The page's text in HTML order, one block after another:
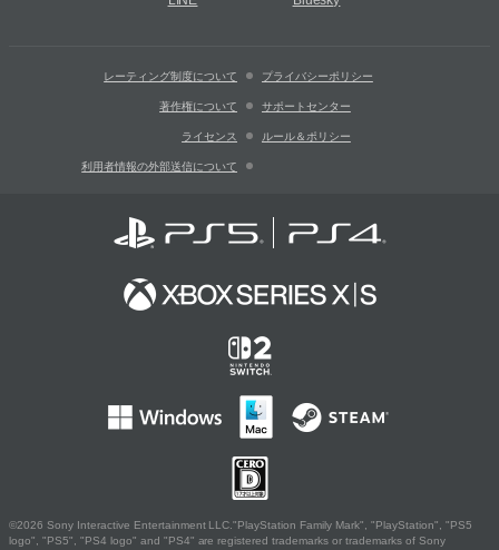
レーティング制度について プライバシーポリシー
著作権について サポートセンター
ライセンス ルール＆ポリシー
利用者情報の外部送信について
©2026 Sony Interactive Entertainment LLC."PlayStation Family Mark", "PlayStation", "PS5
logo", "PS5", "PS4 logo" and "PS4" are registered trademarks or trademarks of Sony